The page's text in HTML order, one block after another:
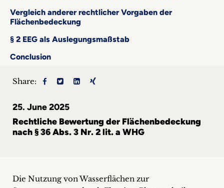
&
Podcasts
+
Team
Philosophy
inquiries
Vergleich anderer rechtlicher Vorgaben der
Flächenbedeckung
§ 2 EEG als Auslegungsmaßstab
Conclusion
Share:
25. June 2025
Rechtliche Bewertung der Flächenbedeckung
nach § 36 Abs. 3 Nr. 2 lit. a WHG
Die Nutzung von Wasserflächen zur